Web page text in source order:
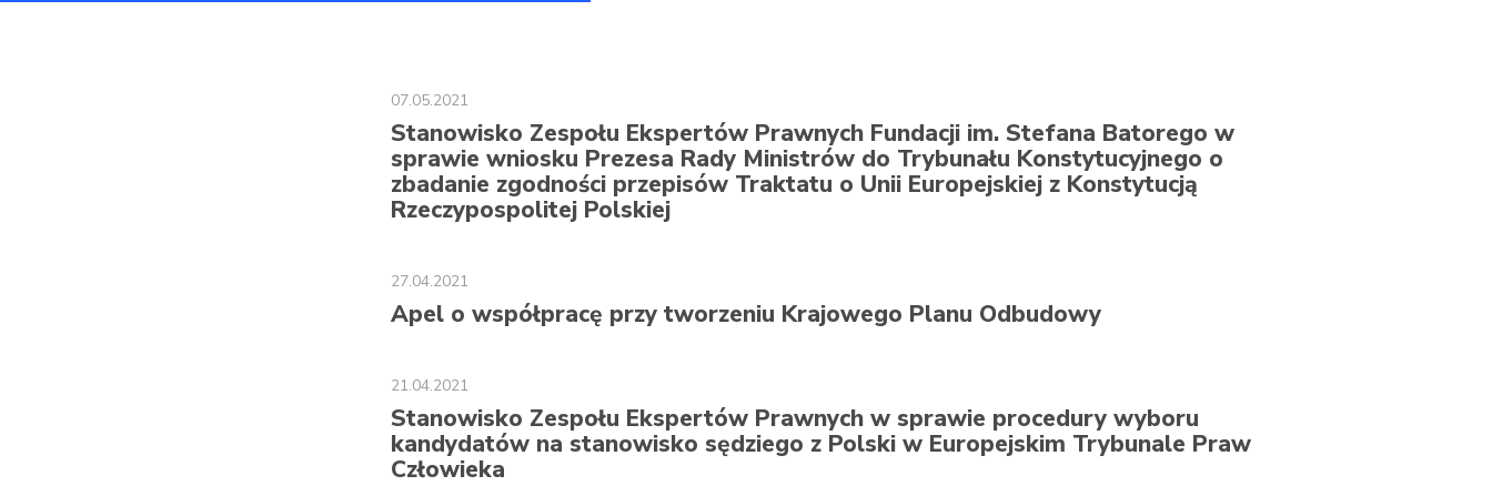
07.05.2021
Stanowisko Zespołu Ekspertów Prawnych Fundacji im. Stefana Batorego w
sprawie wniosku Prezesa Rady Ministrów do Trybunału Konstytucyjnego o
zbadanie zgodności przepisów Traktatu o Unii Europejskiej z Konstytucją
Rzeczypospolitej Polskiej
27.04.2021
Apel o współpracę przy tworzeniu Krajowego Planu Odbudowy
21.04.2021
Stanowisko Zespołu Ekspertów Prawnych w sprawie procedury wyboru
kandydatów na stanowisko sędziego z Polski w Europejskim Trybunale Praw
Człowieka